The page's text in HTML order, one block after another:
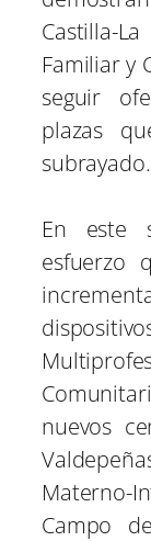
Castilla-
Familiar y
seguir
plazas
subrayado.
En este
esfuerzo
nuevos
Materno-
Campo